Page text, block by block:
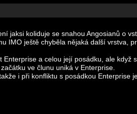
jaksi koliduje se snahou Angosianů o
IMO ještě chyběla nějaká další vrstva,
a celou její posádku, ale když
ve člunu uniká v Enterprise.
i při konfliktu s posádkou Enterprise